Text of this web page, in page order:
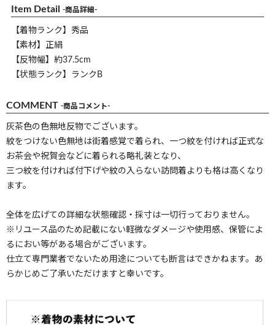
Item Detail -商品詳細-
【着物ランク】秀品
【素材】正絹
【反物幅】約37.5cm
【状態ランク】ランクB
COMMENT -商品コメント-
灰茶色の色無地反物でございます。
紋をつけない色無地は街着感覚で着られ、一つ紋を付ければ正式な
お茶会や祝賀会などに着られる略礼装となり、
三つ紋を付ければ付下げや紋の入らない訪問着よりも格は高くなり
ます。
全体を広げての詳細な状態確認・採寸は一切行っておりません。
※リユース品のため記載にない軽微なダメージや使用感、保管によ
るにおい等がある場合がございます。
仕立て専門業者でないため用途についても断言はできかねます。あ
らかじめご了承いただけますと幸いです。